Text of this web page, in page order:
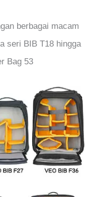
berbagai macam
seri BIB T18 hingga
Bag 53